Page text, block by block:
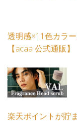
透明感×11色カラ
【acaa 公式通販】
楽天ポイントが貯